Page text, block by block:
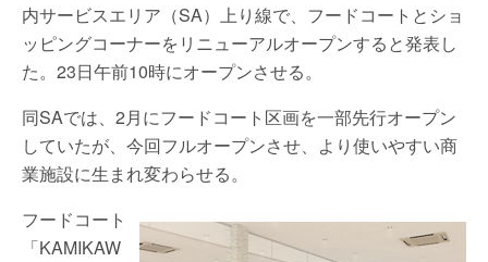
内サービスエリア（SA）上り線で、フードコートとショ
ッピングコーナーをリニューアルオープンすると発表し
た。23日午前10時にオープンさせる。
同SAでは、2月にフードコート区画を一部先行オープン
していたが、今回フルオープンさせ、より使いやすい商
業施設に生まれ変わらせる。
フードコート
「KAMIKAW